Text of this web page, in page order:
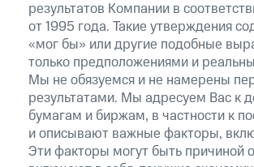
результатов Компании в
от 1995 года. Такие утверждения
«мог бы» или другие подобные
только предположениями и
Мы не обязуемся и не намерены
результатами. Мы адресуем Вас к
бумагам и биржам, в частности к
и описывают важные факторы,
Эти факторы могут быть причиной